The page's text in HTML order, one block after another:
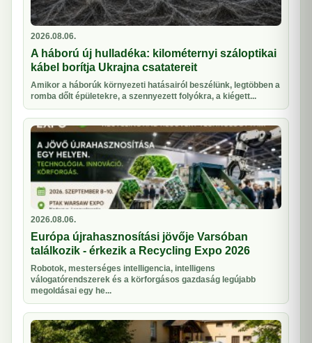
2026.08.06.
A háború új hulladéka: kilométernyi száloptikai
kábel borítja Ukrajna csatatereit
Amikor a háborúk környezeti hatásairól beszélünk, legtöbben a
romba dőlt épületekre, a szennyezett folyókra, a kiégett...
2026.08.06.
Európa újrahasznosítási jövője Varsóban
találkozik - érkezik a Recycling Expo 2026
Robotok, mesterséges intelligencia, intelligens
válogatórendszerek és a körforgásos gazdaság legújabb
megoldásai egy he...